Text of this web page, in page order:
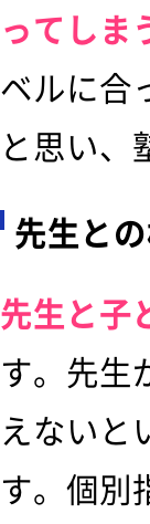
ってしま
ベルに合
と思い、
先生と
先生と子
す。先生
えないと
す。個別